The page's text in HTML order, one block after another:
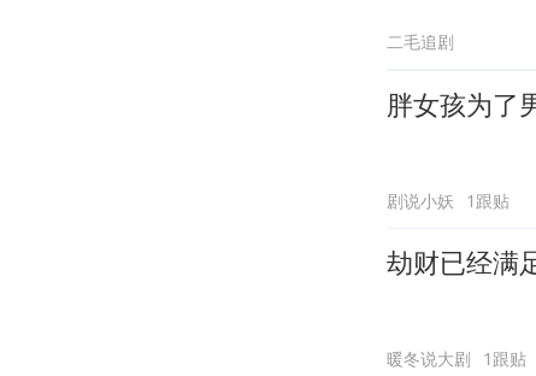
二毛追剧
胖女孩为了
剧说小妖 1跟贴
劫财已经满
暖冬说大剧 1跟贴